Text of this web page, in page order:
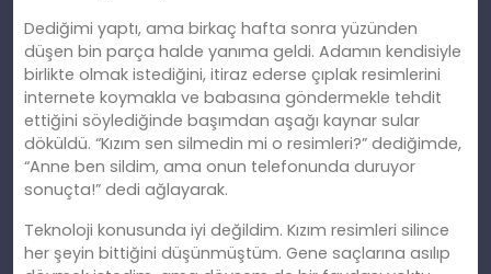
Dediğimi yaptı, ama birkaç hafta sonra yüzünden
düşen bin parça halde yanıma geldi. Adamın kendisiyle
birlikte olmak istediğini, itiraz ederse çıplak resimlerini
internete koymakla ve babasına göndermekle tehdit
ettiğini söylediğinde başımdan aşağı kaynar sular
döküldü. “Kızım sen silmedin mi o resimleri?” dediğimde,
“Anne ben sildim, ama onun telefonunda duruyor
sonuçta!” dedi ağlayarak.
Teknoloji konusunda iyi değildim. Kızım resimleri silince
her şeyin bittiğini düşünmüştüm. Gene saçlarına asılıp